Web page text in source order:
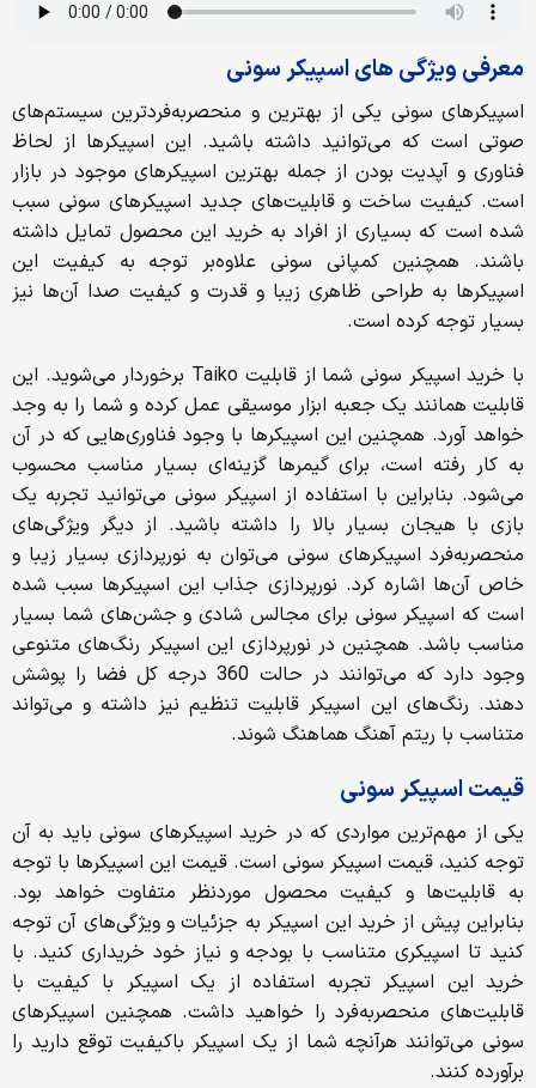
معرفی ویژگی های اسپیکر سونی
اسپیکرهای سونی یکی از بهترین و منحصربه‌فردترین سیستم‌های
صوتی است که می‌توانید داشته باشید. این اسپیکرها از لحاظ
فناوری و آپدیت بودن از جمله بهترین اسپیکرهای موجود در بازار
است. کیفیت ساخت و قابلیت‌های جدید اسپیکرهای سونی سبب
شده است که بسیاری از افراد به خرید این محصول تمایل داشته
باشند. همچنین کمپانی سونی علاوه‌بر توجه به کیفیت این
اسپیکرها به طراحی ظاهری زیبا و قدرت و کیفیت صدا آن‌ها نیز
بسیار توجه کرده است.
با خرید اسپیکر سونی شما از قابلیت Taiko برخوردار می‌شوید. این
قابلیت همانند یک جعبه ابزار موسیقی عمل کرده و شما را به وجد
خواهد آورد. همچنین این اسپیکرها با وجود فناوری‌هایی که در آن
به کار رفته است، برای گیمرها گزینه‌ای بسیار مناسب محسوب
می‌شود. بنابراین با استفاده از اسپیکر سونی می‌توانید تجربه یک
بازی با هیجان بسیار بالا را داشته باشید. از دیگر ویژگی‌های
منحصربه‌فرد اسپیکرهای سونی می‌توان به نورپردازی بسیار زیبا و
خاص آن‌ها اشاره کرد. نورپردازی جذاب این اسپیکرها سبب شده
است که اسپیکر سونی برای مجالس شادی و جشن‌های شما بسیار
مناسب باشد. همچنین در نورپردازی این اسپیکر رنگ‌های متنوعی
وجود دارد که می‌توانند در حالت 360 درجه کل فضا را پوشش
دهند. رنگ‌های این اسپیکر قابلیت تنظیم نیز داشته و می‌تواند
متناسب با ریتم آهنگ هماهنگ شوند.
قیمت اسپیکر سونی
یکی از مهم‌ترین مواردی که در خرید اسپیکرهای سونی باید به آن
توجه کنید، قیمت اسپیکر سونی است. قیمت این اسپیکرها با توجه
به قابلیت‌ها و کیفیت محصول موردنظر متفاوت خواهد بود.
بنابراین پیش از خرید این اسپیکر به جزئیات و ویژگی‌های آن توجه
کنید تا اسپیکری متناسب با بودجه و نیاز خود خریداری کنید‌. با
خرید این اسپیکر تجربه استفاده از یک اسپیکر با کیفیت با
قابلیت‌های منحصربه‌فرد را خواهید داشت. همچنین اسپیکرهای
سونی می‌توانند هرآنچه شما از یک اسپیکر باکیفیت توقع دارید را
برآورده کنند.